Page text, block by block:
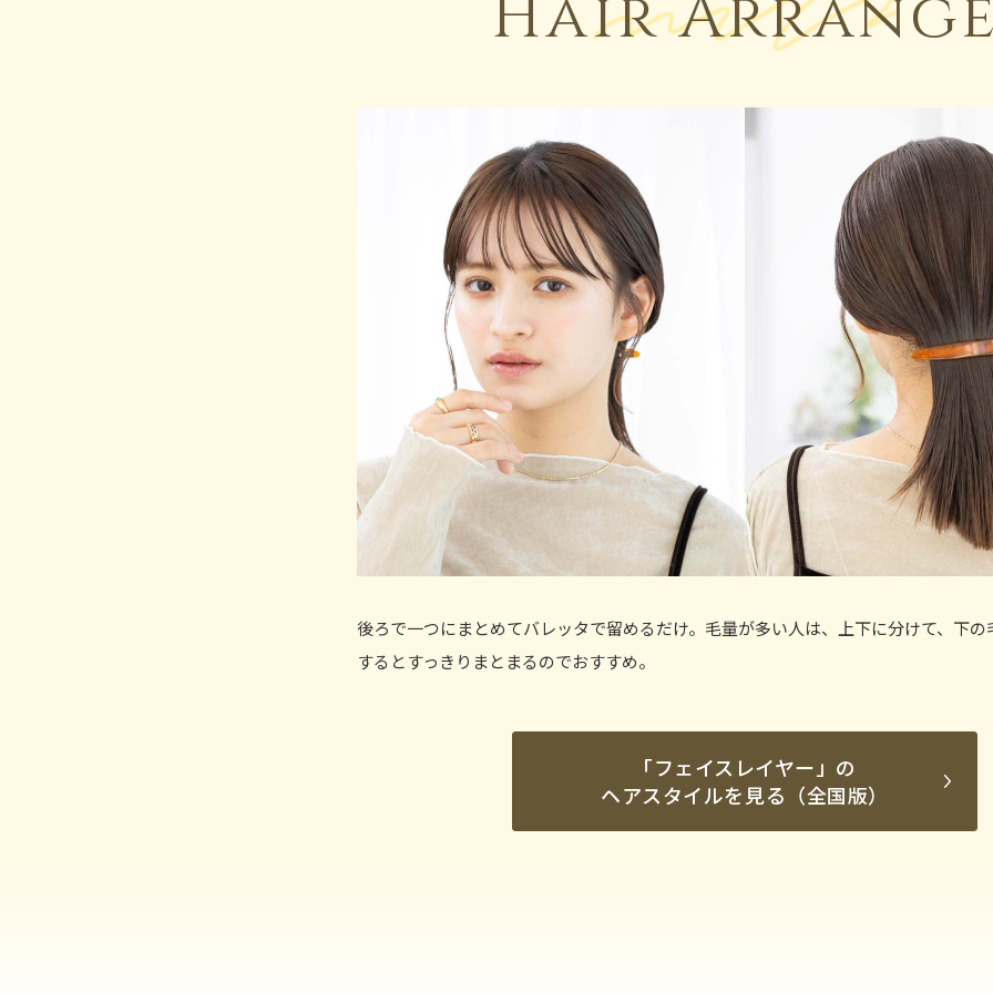
Hair
後ろで一つにまとめてバレッタで留めるだけ。毛量が多い人は、上下に分けて、下
するとすっきりまとまるのでおすすめ。
「フェイスレイヤー 」の
ヘアスタイルを見る（全国版）
「フェイスレイヤー 」の
ヘアスタイルを見る（全国版）